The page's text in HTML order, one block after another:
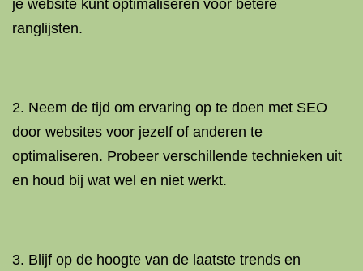
je website kunt optimaliseren voor betere
ranglijsten.
2. Neem de tijd om ervaring op te doen met SEO
door websites voor jezelf of anderen te
optimaliseren. Probeer verschillende technieken uit
en houd bij wat wel en niet werkt.
3. Blijf op de hoogte van de laatste trends en